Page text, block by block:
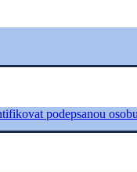
podepsanou